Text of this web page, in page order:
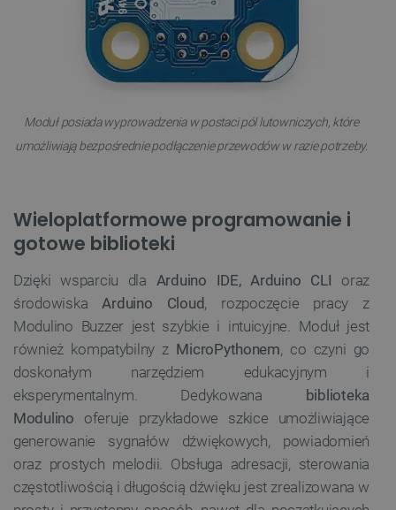
Moduł posiada wyprowadzenia w postaci pól lutowniczych, które
umożliwiają bezpośrednie podłączenie przewodów w razie potrzeby.
Wieloplatformowe programowanie i
gotowe biblioteki
Dzięki wsparciu dla Arduino IDE, Arduino CLI oraz
środowiska Arduino Cloud, rozpoczęcie pracy z
Modulino Buzzer jest szybkie i intuicyjne. Moduł jest
również kompatybilny z MicroPythonem, co czyni go
doskonałym narzędziem edukacyjnym i
eksperymentalnym. Dedykowana biblioteka
Modulino oferuje przykładowe szkice umożliwiające
generowanie sygnałów dźwiękowych, powiadomień
oraz prostych melodii. Obsługa adresacji, sterowania
częstotliwością i długością dźwięku jest zrealizowana w
TARGETOWANIE
FUNKCJONALNOŚĆ
Niezbędne Wydajność Targetowanie
podstawowych funkcji strony internetowej, takich
jak logowanie użytkownika i zarządzanie kontem.
Bez niezbędnych plików cookie nie można
Nazwa
Domena
PrestaShop-[abcdef0123456789]{32} .botland.com.pl